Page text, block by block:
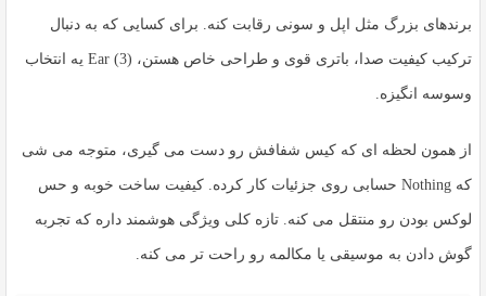
برندهای بزرگ مثل اپل و سونی رقابت کنه. برای کسایی که به دنبال
ترکیب کیفیت صدا، باتری قوی و طراحی خاص هستن، Ear (3) یه انتخاب
وسوسه انگیزه.
از همون لحظه ای که کیس شفافش رو دست می گیری، متوجه می شی
که Nothing حسابی روی جزئیات کار کرده. کیفیت ساخت خوبه و حس
لوکس بودن رو منتقل می کنه. تازه کلی ویژگی هوشمند داره که تجربه
گوش دادن به موسیقی یا مکالمه رو راحت تر می کنه.